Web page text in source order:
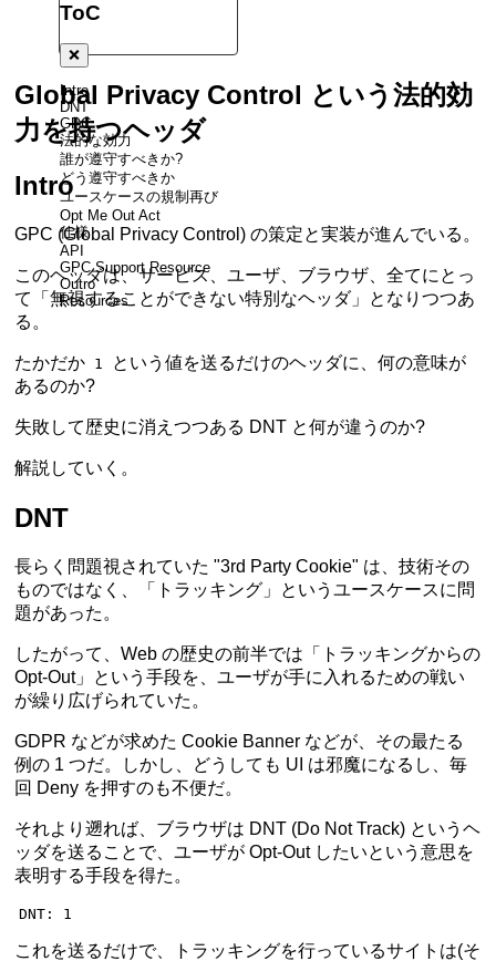
ToC
❌
Intro
DNT
GPC
法的な効力
誰が遵守すべきか?
どう遵守すべきか
ユースケースの規制再び
Opt Me Out Act
仕様
API
GPC Support Resource
Outro
Resources
Global Privacy Control という法的効
力を持つヘッダ
Intro
GPC (Global Privacy Control) の策定と実装が進んでいる。
このヘッダは、サービス、ユーザ、ブラウザ、全てにとっ
て「無視することができない特別なヘッダ」となりつつあ
る。
たかだか 1
という値を送るだけのヘッダに、何の意味が
あるのか?
失敗して歴史に消えつつある DNT と何が違うのか?
解説していく。
DNT
長らく問題視されていた "3rd Party Cookie" は、技術その
ものではなく、「トラッキング」というユースケースに問
題があった。
したがって、Web の歴史の前半では「トラッキングからの
Opt-Out」という手段を、ユーザが手に入れるための戦い
が繰り広げられていた。
GDPR などが求めた Cookie Banner などが、その最たる
例の 1 つだ。しかし、どうしても UI は邪魔になるし、毎
回 Deny を押すのも不便だ。
それより遡れば、ブラウザは DNT (Do Not Track) というヘ
ッダを送ることで、ユーザが Opt-Out したいという意思を
表明する手段を得た。
DNT : 1
これを送るだけで、トラッキングを行っているサイトは(そ